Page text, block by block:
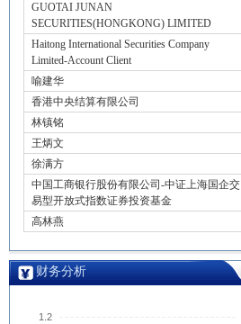
GUOTAI JUNAN
SECURITIES(HONGKONG) LIMITED
Haitong International Securities Company
Limited-Account Client
喻建华
香港中央结算有限公司
林镇铭
王炳文
徐满方
中国工商银行股份有限公司-中证上海国企交
易型开放式指数证券投资基金
高林燕
财务分析